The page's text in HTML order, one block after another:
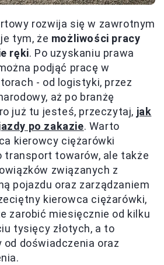
rozwija się w zawrotnym
tym, że możliwości pracy
ręki. Po uzyskaniu prawa
podjąć pracę w
- od logistyki, przez
aż po branżę
już tu jesteś, przeczytaj, jak
po zakazie. Warto
kierowcy ciężarówki
transport towarów, ale także
związanych z
pojazdu oraz zarządzaniem
kierowca ciężarówki,
zarobić miesięcznie od kilku
tysięcy złotych, a to
doświadczenia oraz